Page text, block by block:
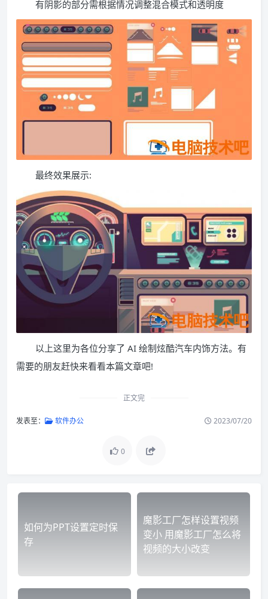
有阴影的部分需根据情况调整混合模式和透明度
最终效果展示:
以上这里为各位分享了 AI 绘制炫酷汽车内饰方法。有
需要的朋友赶快来看看本篇文章吧!
正文完
发表至： 软件办公 2023/07/20
0
如何为PPT设置定时保
存
魔影工厂怎样设置视频
变小 用魔影工厂怎么将
视频的大小改变